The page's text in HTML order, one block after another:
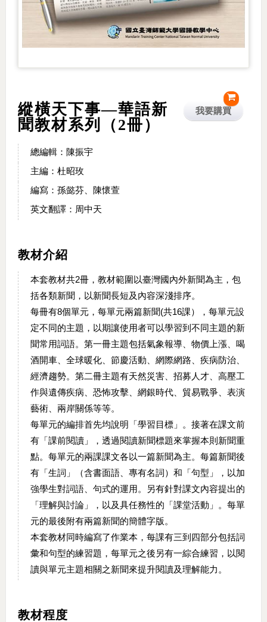
我要購買
縱橫天下事—華語新
聞教材系列（2冊）
總編輯：陳振宇
主編：杜昭玫
編寫：孫懿芬、陳懷萱
英文翻譯：周中天
教材介紹
本套教材共2冊，教材範圍以臺灣國內外新聞為主，包
括各類新聞，以新聞長短及內容深淺排序。
每冊有8個單元，每單元兩篇新聞(共16課），每單元設
定不同的主題，以期讓使用者可以學習到不同主題的新
聞常用詞語。第一冊主題包括氣象報導、物價上漲、喝
酒開車、全球暖化、節慶活動、網際網路、疾病防治、
經濟趨勢。第二冊主題有天然災害、招募人才、高壓工
作與遺傳疾病、恐怖攻擊、網銀時代、貿易戰爭、表演
藝術、兩岸關係等等。
每單元的編排首先均說明「學習目標」。接著在課文前
有「課前閱讀」，透過閱讀新聞標題來掌握本則新聞重
點。每單元的兩課課文各以一篇新聞為主。每篇新聞後
有「生詞」（含書面語、專有名詞）和「句型」，以加
強學生對詞語、句式的運用。另有針對課文內容提出的
「理解與討論」，以及具任務性的「課堂活動」。每單
元的最後附有兩篇新聞的簡體字版。
本套教材同時編寫了作業本，每課有三到四部分包括詞
彙和句型的練習題，每單元之後另有一綜合練習，以閱
讀與單元主題相關之新聞來提升閱讀及理解能力。
教材程度